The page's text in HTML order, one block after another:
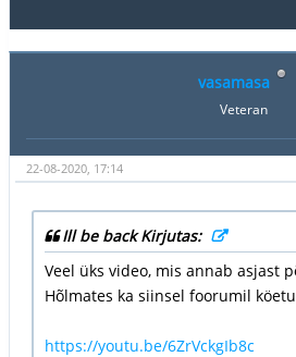
vasamasa
Veteran
22-08-2020, 17:14
Ill be back Kirjutas:
Veel üks video, mis annab asjast
Hõlmates ka siinsel foorumil
https://youtu.be/6ZrVckgIb8c